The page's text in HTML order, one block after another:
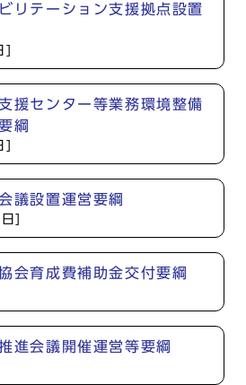
リテーション支援拠点設置
援センター等業務環境整備
綱
議設置運営要綱
]
会育成費補助金交付要綱
進会議開催運営等要綱